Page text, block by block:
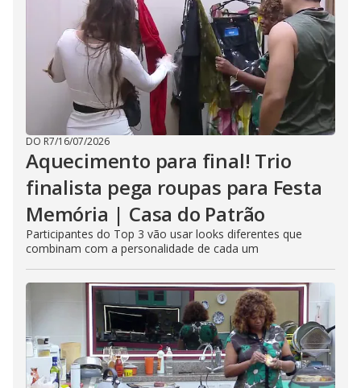
DO R7/16/07/2026
Aquecimento para final! Trio
finalista pega roupas para Festa
Memória | Casa do Patrão
Participantes do Top 3 vão usar looks diferentes que
combinam com a personalidade de cada um